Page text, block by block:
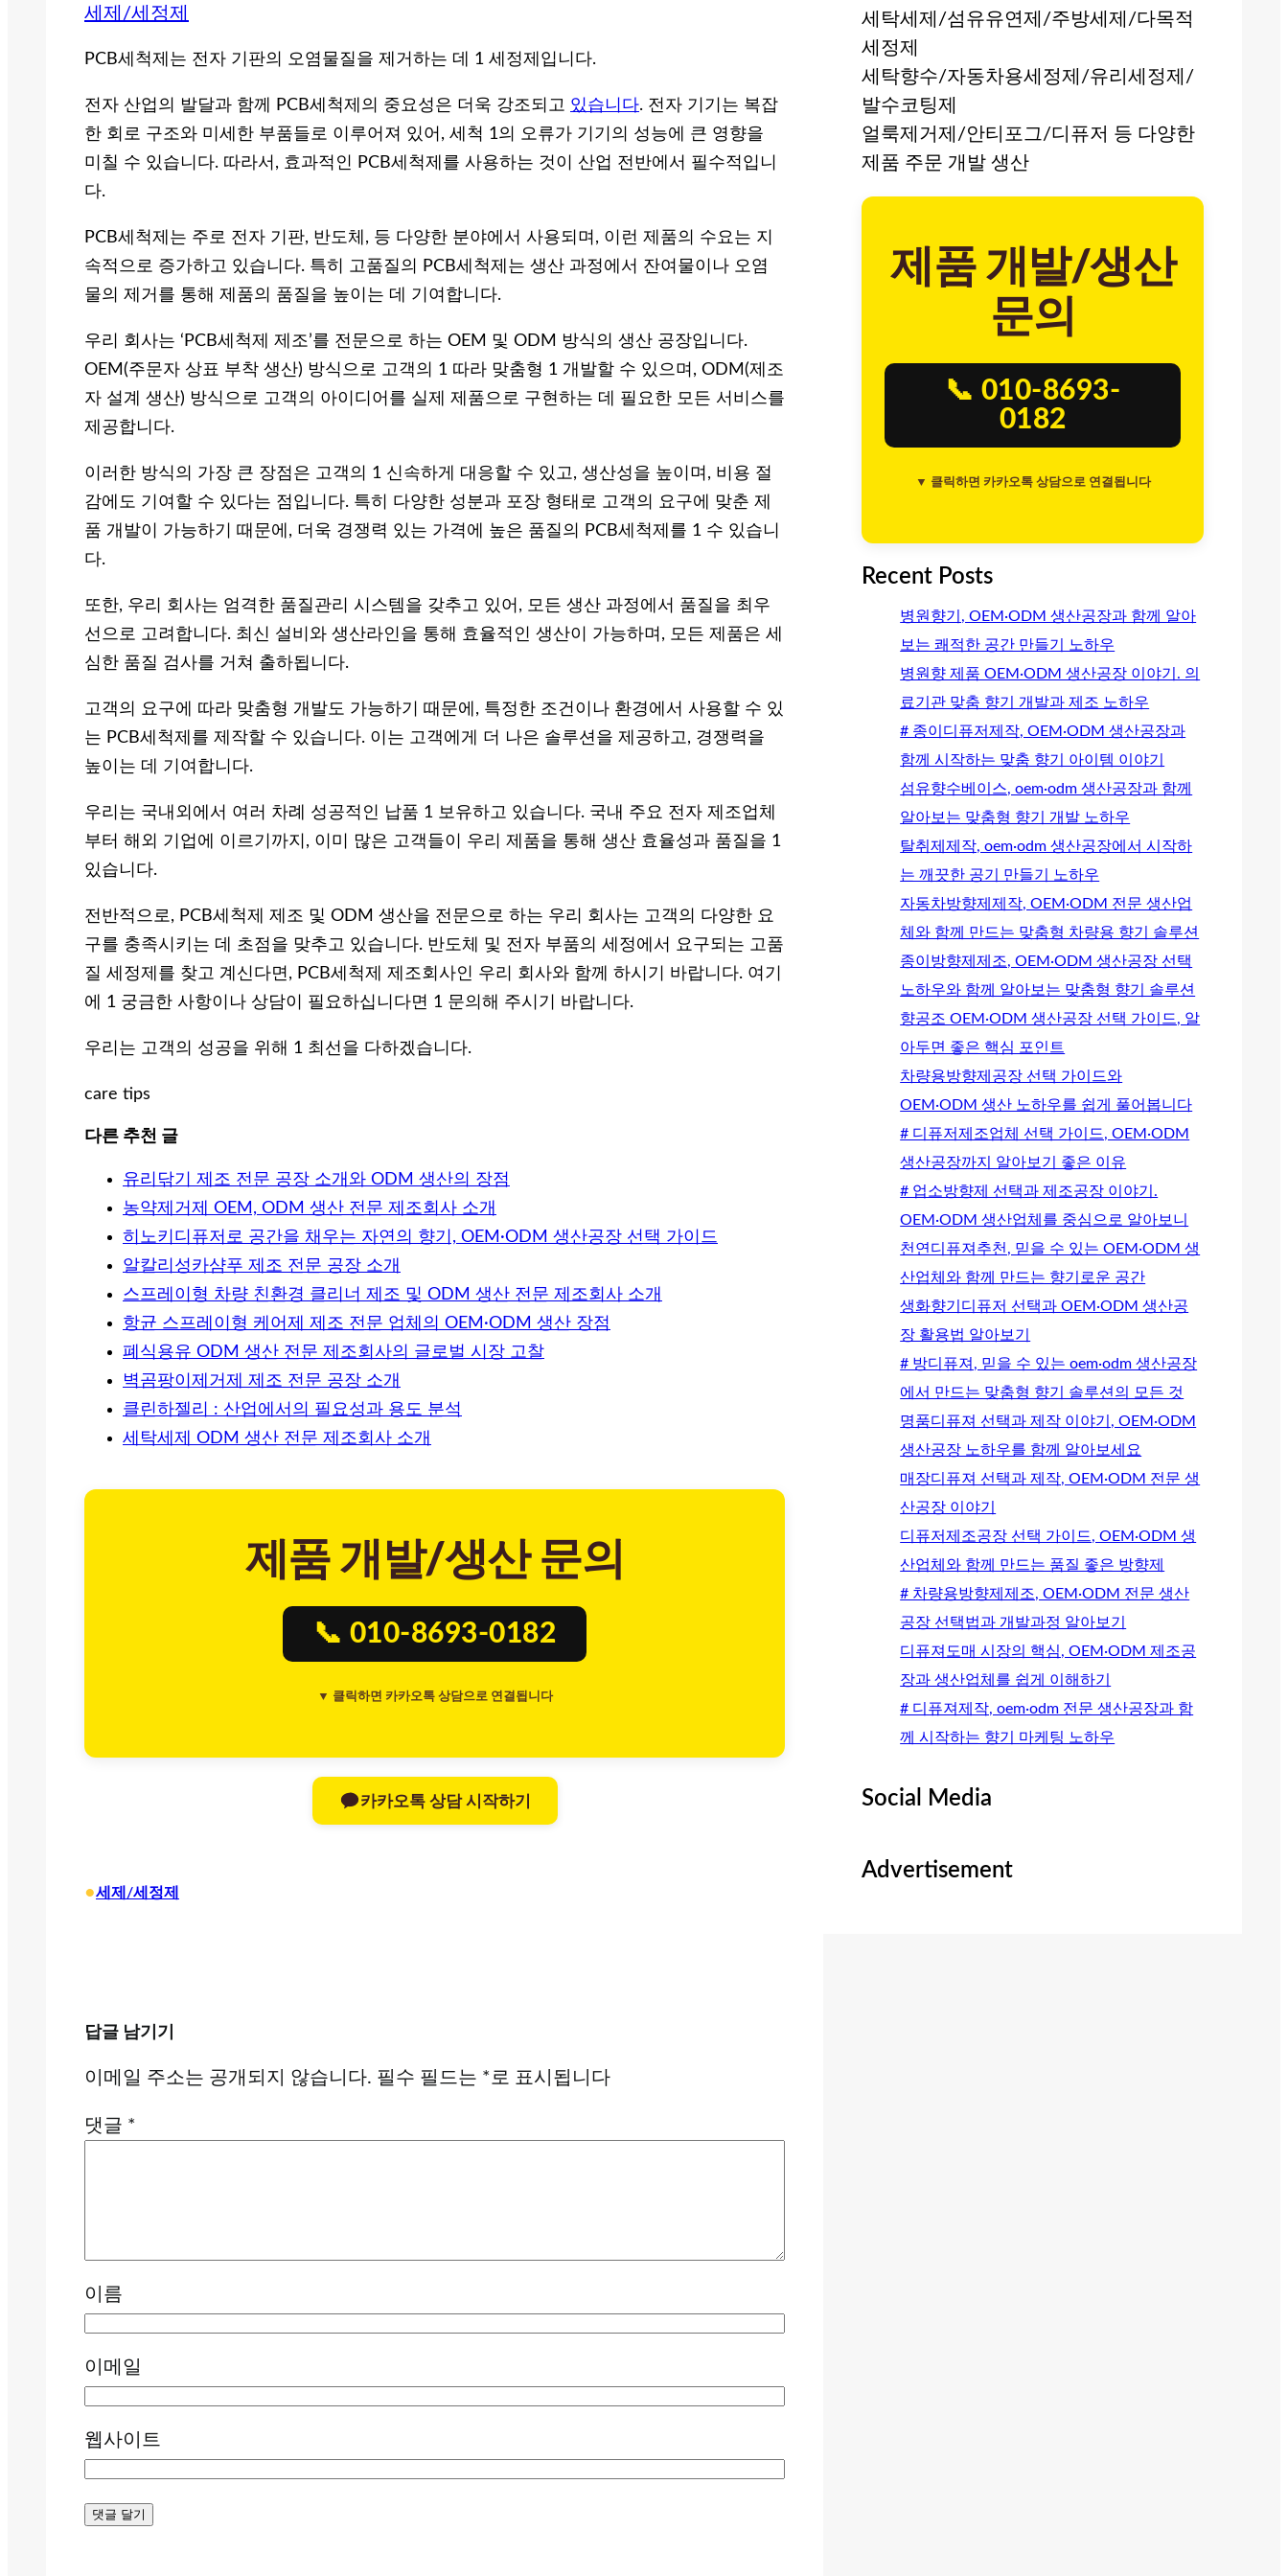
세제/세정제
PCB세척제는 전자 기판의 오염물질을 제거하는 데 1 세정제입니다.
전자 산업의 발달과 함께 PCB세척제의 중요성은 더욱 강조되고 있습니다. 전자 기기는 복잡
한 회로 구조와 미세한 부품들로 이루어져 있어, 세척 1의 오류가 기기의 성능에 큰 영향을
미칠 수 있습니다. 따라서, 효과적인 PCB세척제를 사용하는 것이 산업 전반에서 필수적입니
다.
PCB세척제는 주로 전자 기판, 반도체, 등 다양한 분야에서 사용되며, 이런 제품의 수요는 지
속적으로 증가하고 있습니다. 특히 고품질의 PCB세척제는 생산 과정에서 잔여물이나 오염
물의 제거를 통해 제품의 품질을 높이는 데 기여합니다.
우리 회사는 ‘PCB세척제 제조’를 전문으로 하는 OEM 및 ODM 방식의 생산 공장입니다.
OEM(주문자 상표 부착 생산) 방식으로 고객의 1 따라 맞춤형 1 개발할 수 있으며, ODM(제조
자 설계 생산) 방식으로 고객의 아이디어를 실제 제품으로 구현하는 데 필요한 모든 서비스를
제공합니다.
이러한 방식의 가장 큰 장점은 고객의 1 신속하게 대응할 수 있고, 생산성을 높이며, 비용 절
감에도 기여할 수 있다는 점입니다. 특히 다양한 성분과 포장 형태로 고객의 요구에 맞춘 제
품 개발이 가능하기 때문에, 더욱 경쟁력 있는 가격에 높은 품질의 PCB세척제를 1 수 있습니
다.
또한, 우리 회사는 엄격한 품질관리 시스템을 갖추고 있어, 모든 생산 과정에서 품질을 최우
선으로 고려합니다. 최신 설비와 생산라인을 통해 효율적인 생산이 가능하며, 모든 제품은 세
심한 품질 검사를 거쳐 출하됩니다.
고객의 요구에 따라 맞춤형 개발도 가능하기 때문에, 특정한 조건이나 환경에서 사용할 수 있
는 PCB세척제를 제작할 수 있습니다. 이는 고객에게 더 나은 솔루션을 제공하고, 경쟁력을
높이는 데 기여합니다.
우리는 국내외에서 여러 차례 성공적인 납품 1 보유하고 있습니다. 국내 주요 전자 제조업체
부터 해외 기업에 이르기까지, 이미 많은 고객들이 우리 제품을 통해 생산 효율성과 품질을 1
있습니다.
전반적으로, PCB세척제 제조 및 ODM 생산을 전문으로 하는 우리 회사는 고객의 다양한 요
구를 충족시키는 데 초점을 맞추고 있습니다. 반도체 및 전자 부품의 세정에서 요구되는 고품
질 세정제를 찾고 계신다면, PCB세척제 제조회사인 우리 회사와 함께 하시기 바랍니다. 여기
에 1 궁금한 사항이나 상담이 필요하십니다면 1 문의해 주시기 바랍니다.
우리는 고객의 성공을 위해 1 최선을 다하겠습니다.
care tips
다른 추천 글
유리닦기 제조 전문 공장 소개와 ODM 생산의 장점
농약제거제 OEM, ODM 생산 전문 제조회사 소개
히노키디퓨저로 공간을 채우는 자연의 향기, OEM·ODM 생산공장 선택 가이드
알칼리성카샴푸 제조 전문 공장 소개
스프레이형 차량 친환경 클리너 제조 및 ODM 생산 전문 제조회사 소개
항균 스프레이형 케어제 제조 전문 업체의 OEM·ODM 생산 장점
폐식용유 ODM 생산 전문 제조회사의 글로벌 시장 고찰
벽곰팡이제거제 제조 전문 공장 소개
클린하젤리 : 산업에서의 필요성과 용도 분석
세탁세제 ODM 생산 전문 제조회사 소개
제품 개발/생산 문의
📞 010-8693-0182
▼ 클릭하면 카카오톡 상담으로 연결됩니다
카카오톡 상담 시작하기
•세제/세정제
답글 남기기
이메일 주소는 공개되지 않습니다. 필수 필드는 *로 표시됩니다
댓글 *
이름
이메일
웹사이트
세탁세제/섬유유연제/주방세제/다목적
세정제
세탁향수/자동차용세정제/유리세정제/
발수코팅제
얼룩제거제/안티포그/디퓨저 등 다양한
제품 주문 개발 생산
제품 개발/생산
문의
📞 010-8693-
0182
▼ 클릭하면 카카오톡 상담으로 연결됩니다
Recent Posts
병원향기, OEM·ODM 생산공장과 함께 알아
보는 쾌적한 공간 만들기 노하우
병원향 제품 OEM·ODM 생산공장 이야기. 의
료기관 맞춤 향기 개발과 제조 노하우
# 종이디퓨저제작, OEM·ODM 생산공장과
함께 시작하는 맞춤 향기 아이템 이야기
섬유향수베이스, oem·odm 생산공장과 함께
알아보는 맞춤형 향기 개발 노하우
탈취제제작, oem·odm 생산공장에서 시작하
는 깨끗한 공기 만들기 노하우
자동차방향제제작, OEM·ODM 전문 생산업
체와 함께 만드는 맞춤형 차량용 향기 솔루션
종이방향제제조, OEM·ODM 생산공장 선택
노하우와 함께 알아보는 맞춤형 향기 솔루션
향공조 OEM·ODM 생산공장 선택 가이드, 알
아두면 좋은 핵심 포인트
차량용방향제공장 선택 가이드와
OEM·ODM 생산 노하우를 쉽게 풀어봅니다
# 디퓨저제조업체 선택 가이드, OEM·ODM
생산공장까지 알아보기 좋은 이유
# 업소방향제 선택과 제조공장 이야기.
OEM·ODM 생산업체를 중심으로 알아보니
천연디퓨져추천, 믿을 수 있는 OEM·ODM 생
산업체와 함께 만드는 향기로운 공간
생화향기디퓨저 선택과 OEM·ODM 생산공
장 활용법 알아보기
# 방디퓨져, 믿을 수 있는 oem·odm 생산공장
에서 만드는 맞춤형 향기 솔루션의 모든 것
명품디퓨져 선택과 제작 이야기, OEM·ODM
생산공장 노하우를 함께 알아보세요
매장디퓨져 선택과 제작, OEM·ODM 전문 생
산공장 이야기
디퓨저제조공장 선택 가이드, OEM·ODM 생
산업체와 함께 만드는 품질 좋은 방향제
# 차량용방향제제조, OEM·ODM 전문 생산
공장 선택법과 개발과정 알아보기
디퓨져도매 시장의 핵심, OEM·ODM 제조공
장과 생산업체를 쉽게 이해하기
# 디퓨져제작, oem·odm 전문 생산공장과 함
께 시작하는 향기 마케팅 노하우
Social Media
Advertisement